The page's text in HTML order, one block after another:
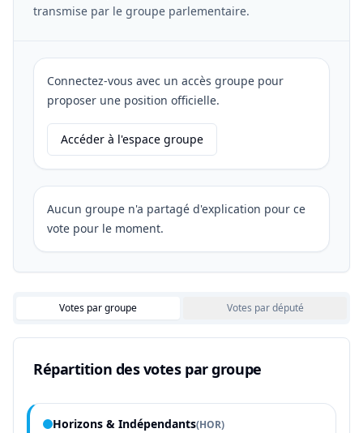
transmise par le groupe parlementaire.
Connectez-vous avec un accès groupe pour
proposer une position officielle.
Accéder à l'espace groupe
Aucun groupe n'a partagé d'explication pour ce
vote pour le moment.
Votes par groupe Votes par député
Répartition des votes par groupe
Horizons & Indépendants(HOR)